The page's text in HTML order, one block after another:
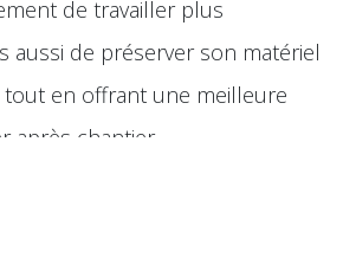
de travailler plus
aussi de préserver son matériel
en offrant une meilleure
après chantier.